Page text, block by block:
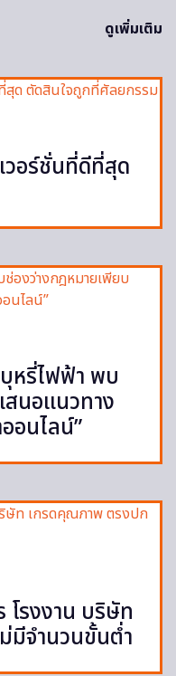
ดูเพิ่มเติม
วอร์ชั่นที่ดีที่สุด
หรี่ไฟฟ้า พบ
นอแนวทาง
อนไลน์”
รงงาน บริษัท
มีจำนวนขั้นต่ำ